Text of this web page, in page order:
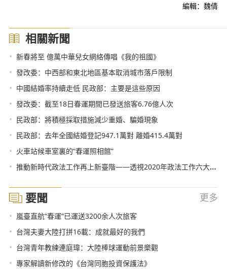
編輯：魏倩
相關新聞
• 新春將至 億萬中華兒女網絡傳唱《我的祖國》
• 發改委：中西部和東北地區基本取消城市落戶限制
• 中國結婚率持續走低 民政部：主要是這些原因
• 發改委：截至18日春運期間已發送旅客6.76億人次
• 民政部：將積極採取措施減少重婚、騙婚現象
• 民政部：去年全國結婚登記947.1萬對 離婚415.4萬對
• 火車站候車室裏的“春運照相館”
• 推動新時代政法工作再上新臺階——透視2020年政法工作六大焦點
要聞 更多
• 嵐臺直航“春運”已運送3200余人次旅客
• 台灣夫妻大陸打拼16載：成就最好的我們
• 台灣青年教練連庭瑋：大陸棒球運動前景樂觀
• 專家解讀新修改的《台灣同胞投資保護法》